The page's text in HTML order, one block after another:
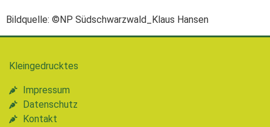
Bildquelle: ©NP Südschwarzwald_Klaus Hansen
Kleingedrucktes
Impressum
Datenschutz
Kontakt